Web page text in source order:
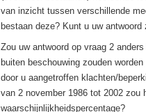
van inzicht tussen verschillende
bestaan deze? Kunt u uw
Zou uw antwoord op vraag 2
buiten beschouwing zouden
door u aangetroffen klachten/
van 2 november 1986 tot 2002 zou
waarschijnlijkheidspercentage?